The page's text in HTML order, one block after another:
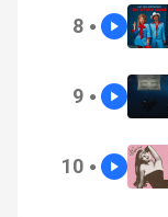
8 ●
9 ●
10 ●